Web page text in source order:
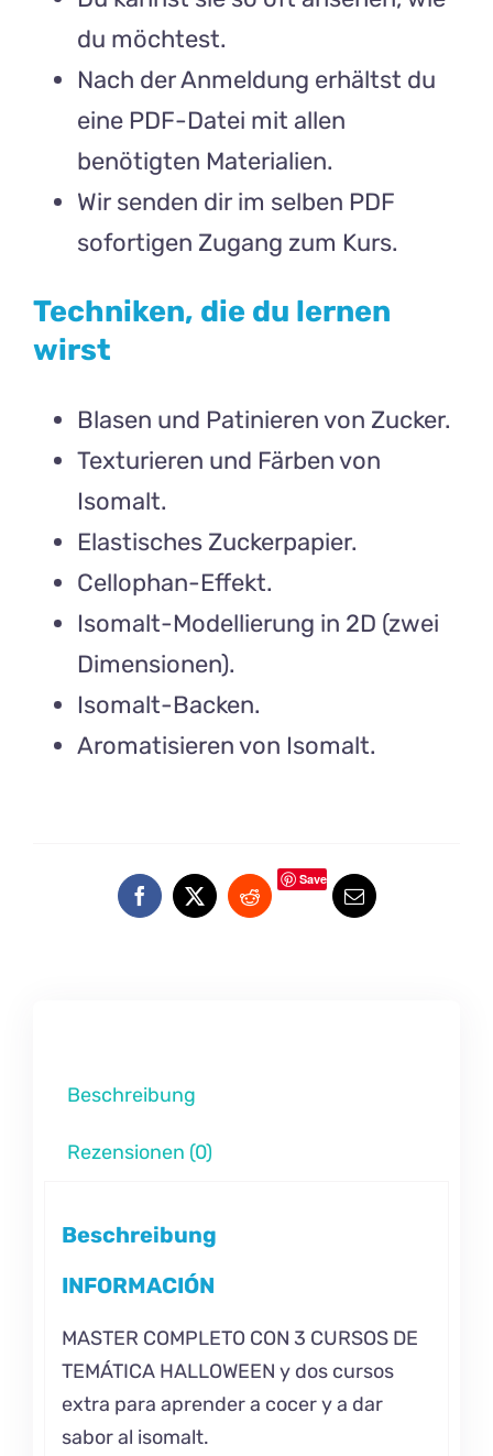
du möchtest.
Nach der Anmeldung erhältst du
eine PDF-Datei mit allen
benötigten Materialien.
Wir senden dir im selben PDF
sofortigen Zugang zum Kurs.
Techniken, die du lernen
wirst
Blasen und Patinieren von Zucker.
Texturieren und Färben von
Isomalt.
Elastisches Zuckerpapier.
Cellophan-Effekt.
Isomalt-Modellierung in 2D (zwei
Dimensionen).
Isomalt-Backen.
Aromatisieren von Isomalt.
Save
Beschreibung
Rezensionen (0)
Beschreibung
INFORMACIÓN
MASTER COMPLETO CON 3 CURSOS DE
TEMÁTICA HALLOWEEN y dos cursos
extra para aprender a cocer y a dar
sabor al isomalt.